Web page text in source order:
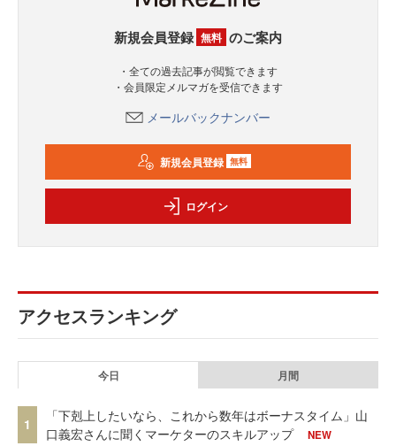
新規会員登録 無料 のご案内
・全ての過去記事が閲覧できます
・会員限定メルマガを受信できます
メールバックナンバー
新規会員登録 無料
ログイン
アクセスランキング
今日 月間
1
「下剋上したいなら、これから数年はボーナスタイム」山
口義宏さんに聞くマーケターのスキルアップ
NEW